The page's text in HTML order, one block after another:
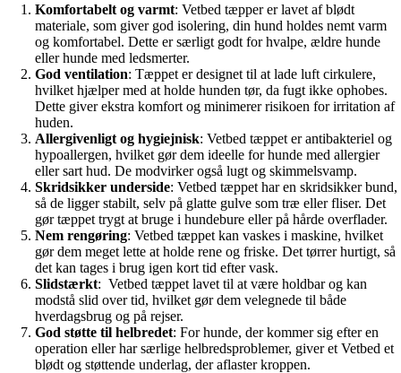
Komfortabelt og varmt: Vetbed tæpper er lavet af blødt
materiale, som giver god isolering, din hund holdes nemt varm
og komfortabel. Dette er særligt godt for hvalpe, ældre hunde
eller hunde med ledsmerter.
God ventilation: Tæppet er designet til at lade luft cirkulere,
hvilket hjælper med at holde hunden tør, da fugt ikke ophobes.
Dette giver ekstra komfort og minimerer risikoen for irritation af
huden.
Allergivenligt og hygiejnisk: Vetbed tæppet er antibakteriel og
hypoallergen, hvilket gør dem ideelle for hunde med allergier
eller sart hud. De modvirker også lugt og skimmelsvamp.
Skridsikker underside: Vetbed tæppet har en skridsikker bund,
så de ligger stabilt, selv på glatte gulve som træ eller fliser. Det
gør tæppet trygt at bruge i hundebure eller på hårde overflader.
Nem rengøring: Vetbed tæppet kan vaskes i maskine, hvilket
gør dem meget lette at holde rene og friske. Det tørrer hurtigt, så
det kan tages i brug igen kort tid efter vask.
Slidstærkt: Vetbed tæppet lavet til at være holdbar og kan
modstå slid over tid, hvilket gør dem velegnede til både
hverdagsbrug og på rejser.
God støtte til helbredet: For hunde, der kommer sig efter en
operation eller har særlige helbredsproblemer, giver et Vetbed et
blødt og støttende underlag, der aflaster kroppen.